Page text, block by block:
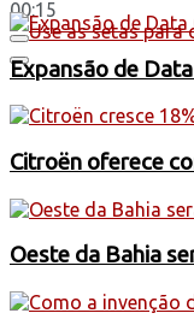
00:15
Use as setas
Expansão de
Citroën oferece
Oeste da Bahia